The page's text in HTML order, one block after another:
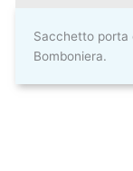
Sacchetto porta
Bomboniera.